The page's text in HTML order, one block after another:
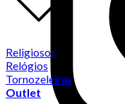
Religiosos
Relógios
Tornozeleiras
Outlet